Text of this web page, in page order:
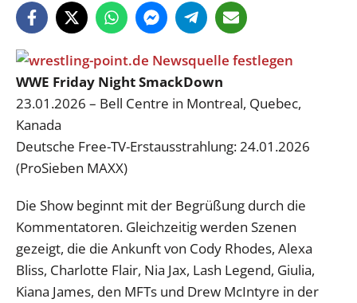
WWE Friday Night SmackDown
23.01.2026 – Bell Centre in Montreal, Quebec,
Kanada
Deutsche Free-TV-Erstausstrahlung: 24.01.2026
(ProSieben MAXX)
Die Show beginnt mit der Begrüßung durch die
Kommentatoren. Gleichzeitig werden Szenen
gezeigt, die die Ankunft von Cody Rhodes, Alexa
Bliss, Charlotte Flair, Nia Jax, Lash Legend, Giulia,
Kiana James, den MFTs und Drew McIntyre in der